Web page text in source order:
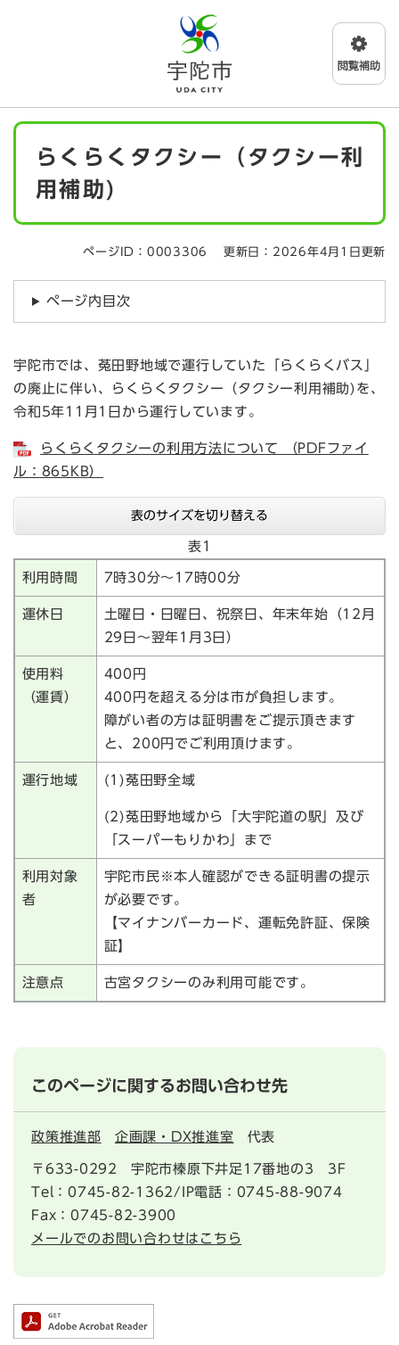
メニューを飛ばして本文へ
本
らくらくタクシー（タクシー利
用補助)
ページID：0003306 更新日：2026年4月1日更新
ページ内目次
宇陀市では、菟田野地域で運行していた「らくらくバス」
の廃止に伴い、らくらくタクシー（タクシー利用補助)を、
令和5年11月1日から運行しています。
らくらくタクシーの利用方法について （PDFファイ
ル：865KB）
表のサイズを切り替える
表1
利用時間 7時30分～17時00分
運休日
土曜日・日曜日、祝祭日、年末年始（12月
29日～翌年1月3日）
使用料
（運賃）
400円
400円を超える分は市が負担します。
障がい者の方は証明書をご提示頂きます
と、200円でご利用頂けます。
運行地域 (1)菟田野全域
(2)菟田野地域から「大宇陀道の駅」及び
「スーパーもりかわ」まで
利用対象
者
宇陀市民※本人確認ができる証明書の提示
が必要です。
【マイナンバーカード、運転免許証、保険
証】
注意点 古宮タクシーのみ利用可能です。
このページに関するお問い合わせ先
政策推進部 企画課・DX推進室 代表
〒633-0292
宇陀市榛原下井足17番地の3 3F
Tel：0745-82-1362/IP電話：0745-88-9074
Fax：0745-82-3900
メールでのお問い合わせはこちら